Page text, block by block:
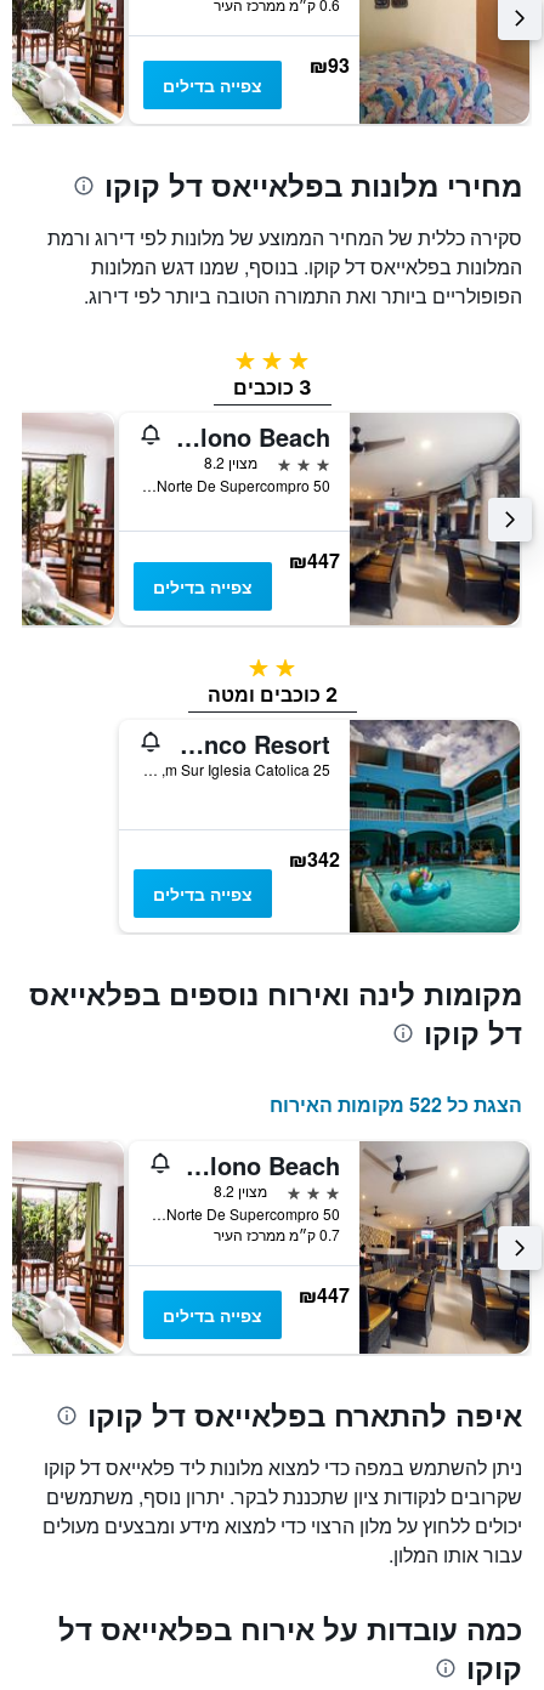
0.6 ק״מ ממרכז העיר
₪93
צפייה בדילים
מחירי מלונות בפלאייאס דל קוקו
סקירה כללית של המחיר הממוצע של מלונות לפי דירוג ורמת
המלונות בפלאייאס דל קוקו. בנוסף, שמנו דגש המלונות
הפופולריים ביותר ואת התמורה הטובה ביותר לפי דירוג.
3 כוכבים
3 כוכבים
Hotel Colono Beach
3 כוכבים
מצוין 8.2
50 M Oeste Y 25 M Norte De Supercompro, פלאייאס דל קוקו, קוסטה ריקה
₪447
צפייה בדילים
2 כוכבים
2 כוכבים ומטה
Toro Blanco Resort
25 m Sur Iglesia Catolica, פלאייאס דל קוקו, קוסטה ריקה
₪342
צפייה בדילים
מקומות לינה ואירוח נוספים בפלאייאס
דל קוקו
הצגת כל 522 מקומות האירוח
Hotel Colono Beach
3 כוכבים
מצוין 8.2
50 M Oeste Y 25 M Norte De Supercompro, פלאייאס דל קוקו, קוסטה ריקה
0.7 ק״מ ממרכז העיר
₪447
צפייה בדילים
איפה להתארח בפלאייאס דל קוקו
ניתן להשתמש במפה כדי למצוא מלונות ליד פלאייאס דל קוקו
שקרובים לנקודות ציון שתכננת לבקר. יתרון נוסף, משתמשים
יכולים ללחוץ על מלון הרצוי כדי למצוא מידע ומבצעים מעולים
עבור אותו המלון.
כמה עובדות על אירוח בפלאייאס דל
קוקו